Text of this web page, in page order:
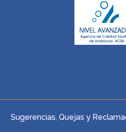
Sugerencias, Quejas y